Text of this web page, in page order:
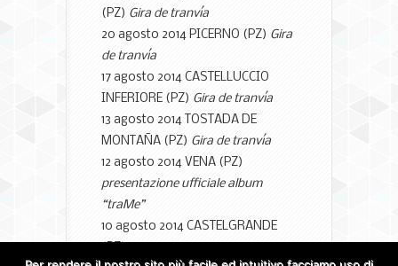
(PZ) Gira de tranvía
20 agosto 2014 PICERNO (PZ) Gira
de tranvía
17 agosto 2014 CASTELLUCCIO
INFERIORE (PZ) Gira de tranvía
13 agosto 2014 TOSTADA DE
MONTAÑA (PZ) Gira de tranvía
12 agosto 2014 VENA (PZ)
presentazione ufficiale album
“traMe”
10 agosto 2014 CASTELGRANDE